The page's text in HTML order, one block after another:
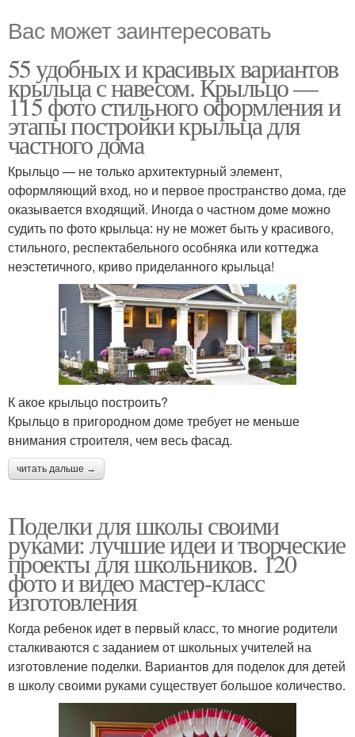
Вас может заинтересовать
55 удобных и красивых вариантов
крыльца с навесом. Крыльцо —
115 фото стильного оформления и
этапы постройки крыльца для
частного дома
Крыльцо — не только архитектурный элемент,
оформляющий вход, но и первое пространство дома, где
оказывается входящий. Иногда о частном доме можно
судить по фото крыльца: ну не может быть у красивого,
стильного, респектабельного особняка или коттеджа
неэстетичного, криво приделанного крыльца!
К акое крыльцо построить?
Крыльцо в пригородном доме требует не меньше
внимания строителя, чем весь фасад.
читать дальше →
Поделки для школы своими
руками: лучшие идеи и творческие
проекты для школьников. 120
фото и видео мастер-класс
изготовления
Когда ребенок идет в первый класс, то многие родители
сталкиваются с заданием от школьных учителей на
изготовление поделки. Вариантов для поделок для детей
в школу своими руками существует большое количество.